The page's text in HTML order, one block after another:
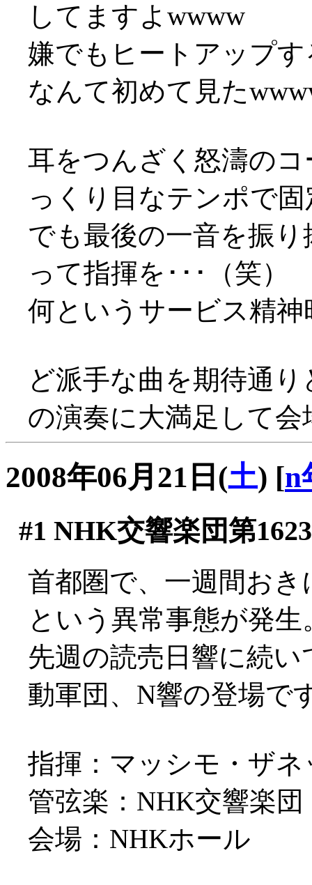
してますよwwww
嫌でもヒートアップ
なんて初めて見た
耳をつんざく怒濤の
っくり目なテンポで
でも最後の一音を振
って指揮を･･･（笑）
何というサービス精
ど派手な曲を期待通
の演奏に大満足して
2008年06月21日(土) [n
#1 NHK交響楽団第
首都圏で、一週間お
という異常事態が発生
先週の読売日響に続
動軍団、N響の登場で
指揮：マッシモ・ザネ
管弦楽：NHK交響楽団
会場：NHKホール